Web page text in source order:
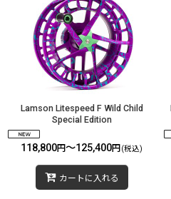
Lamson Litespeed F Wild Child
Special Edition
118,800円～125,400円 (税込)
カートに入れる